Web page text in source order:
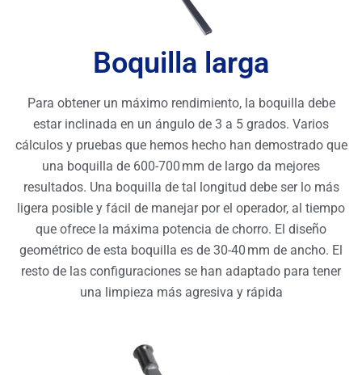
Boquilla larga
Para obtener un máximo rendimiento, la boquilla debe
estar inclinada en un ángulo de 3 a 5 grados. Varios
cálculos y pruebas que hemos hecho han demostrado que
una boquilla de 600-700 mm de largo da mejores
resultados. Una boquilla de tal longitud debe ser lo más
ligera posible y fácil de manejar por el operador, al tiempo
que ofrece la máxima potencia de chorro. El diseño
geométrico de esta boquilla es de 30-40 mm de ancho. El
resto de las configuraciones se han adaptado para tener
una limpieza más agresiva y rápida